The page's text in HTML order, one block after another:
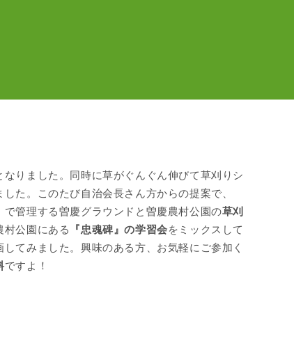
なりました。同時に草がぐんぐん伸びて草刈りシ
た。このたび自治会長さん方からの提案で、
で管理する曽慶グラウンドと曽慶農村公園の草刈
村公園にある 『忠魂碑』の学習会をミックスして
してみました。興味のある方、お気軽にご参加く
ですよ！